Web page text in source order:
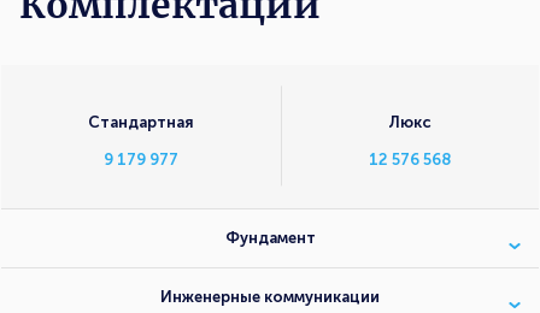
Стандартная
9 179 977
Люкс
12 576 568
Фундамент
Инженерные коммуникации